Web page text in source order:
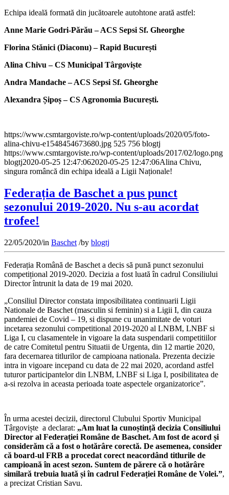
Echipa ideală formată din jucătoarele autohtone arată astfel:
Anne Marie Godri-Părău – ACS Sepsi Sf. Gheorghe
Florina Stănici (Diaconu) – Rapid București
Alina Chivu – CS Municipal Târgoviște
Andra Mandache – ACS Sepsi Sf. Gheorghe
Alexandra Șipoș – CS Agronomia București.
https://www.csmtargoviste.ro/wp-content/uploads/2020/05/foto-
alina-chivu-e1548454673680.jpg 525 756 blogtj
https://www.csmtargoviste.ro/wp-content/uploads/2017/02/logo.png
blogtj2020-05-25 12:47:062020-05-25 12:47:06Alina Chivu,
singura româncă din echipa ideală a Ligii Naționale!
Federația de Baschet a pus punct
sezonului 2019-2020. Nu s-au acordat
trofee!
22/05/2020/in Baschet /by blogtj
Federația Română de Baschet a decis să pună punct sezonului
competițional 2019-2020. Decizia a fost luată în cadrul Consiliului
Director întrunit la data de 19 mai 2020.
„Consiliul Director constata imposibilitatea continuarii Ligii
Nationale de Baschet (masculin si feminin) si a Ligii I, din cauza
pandemiei de Covid – 19, si dispune cu unanimitate de voturi
incetarea sezonului competitional 2019-2020 al LNBM, LNBF si
Liga I, cu clasamentele in vigoare la data suspendarii competitiilor
de catre Comitetul pentru Situatii de Urgenta, din 12 martie 2020,
fara decernarea titlurilor de campioana nationala. Prezenta decizie
intra in vigoare incepand cu data de 22 mai 2020, acordand astfel
tuturor participantelor din LNBM, LNBF si Liga I, posibilitatea de
a-si rezolva in aceasta perioada toate aspectele organizatorice”.
În urma acestei decizii, directorul Clubului Sportiv Municipal
Târgoviște a declarat: „Am luat la cunoștință decizia Consiliului
Director al Federației Române de Baschet. Am fost de acord și
considerăm că a fost o hotărâre corectă. De asemenea, consider
că board-ul FRB a procedat corect neacordând titlurile de
campioană în acest sezon. Suntem de părere că o hotărâre
similară trebuia luată și în cadrul Federației Române de Volei.”,
a precizat Cristian Savu.